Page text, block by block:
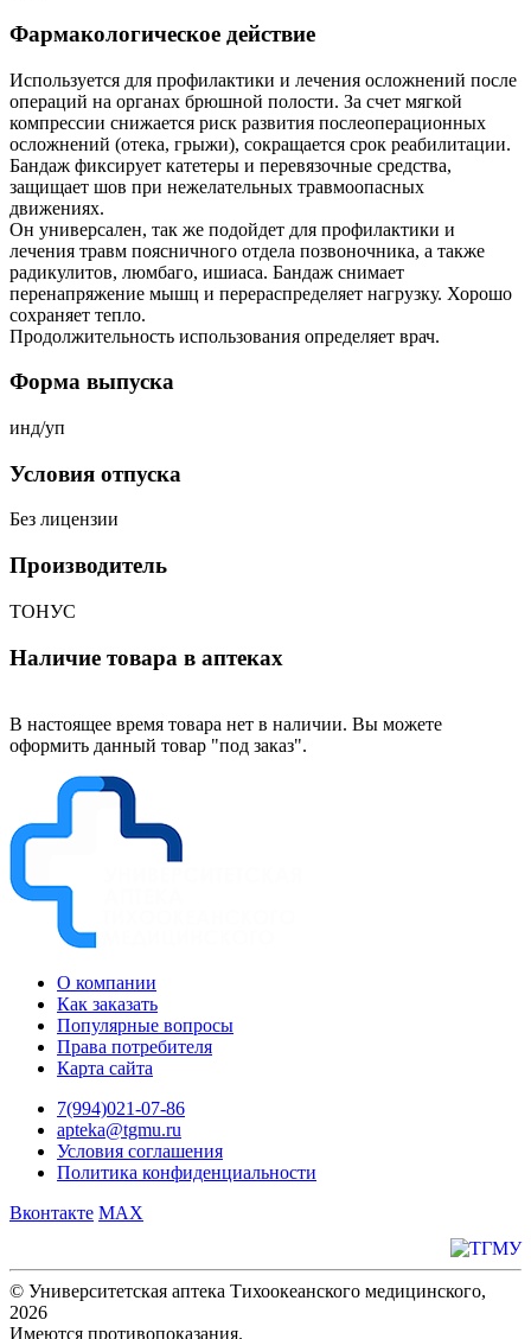
Фармакологическое действие
Используется для профилактики и лечения осложнений после
операций на органах брюшной полости. За счет мягкой
компрессии снижается риск развития послеоперационных
осложнений (отека, грыжи), сокращается срок реабилитации.
Бандаж фиксирует катетеры и перевязочные средства,
защищает шов при нежелательных травмоопасных
движениях.
Он универсален, так же подойдет для профилактики и
лечения травм поясничного отдела позвоночника, а также
радикулитов, люмбаго, ишиаса. Бандаж снимает
перенапряжение мышц и перераспределяет нагрузку. Хорошо
сохраняет тепло.
Продолжительность использования определяет врач.
Форма выпуска
инд/уп
Условия отпуска
Без лицензии
Производитель
ТОНУС
Наличие товара в аптеках
В настоящее время товара нет в наличии. Вы можете
оформить данный товар "под заказ".
О компании
Как заказать
Популярные вопросы
Права потребителя
Карта сайта
7(994)021-07-86
apteka@tgmu.ru
Условия соглашения
Политика конфиденциальности
Вконтакте MAX
© Университетская аптека Тихоокеанского медицинского,
2026
Имеются противопоказания.